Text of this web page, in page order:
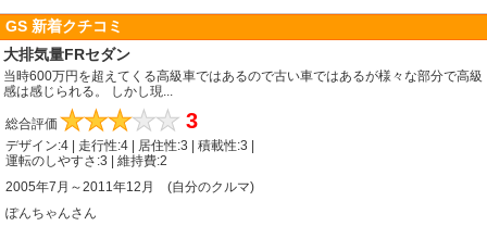
GS 新着クチコミ
大排気量FRセダン
当時600万円を超えてくる高級車ではあるので古い車ではあるが様々な部分で高級
感は感じられる。 しかし現...
総合評価 ★★★★★ 3
デザイン:4 | 走行性:4 | 居住性:3 | 積載性:3 |
運転のしやすさ:3 | 維持費:2
2005年7月～2011年12月 (自分のクルマ)
ぽんちゃんさん